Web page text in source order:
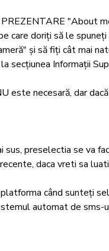
"About
care doriți să le
și să fiți cât mai
secțiunea Informații
este necesară, dar
preselectia se va
daca vreti sa
când sunteți
automat de